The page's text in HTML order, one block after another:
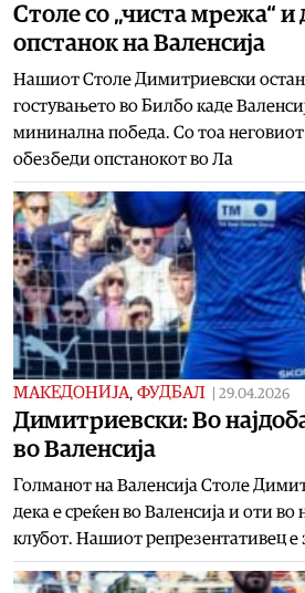
Столе со „чиста мрежа“ и
опстанок на Валенсија
Нашиот Столе Димитриевски
гостувањето во Билбо каде
мининална победа. Со тоа неговиот
обезбеди опстанокот во Ла
МАКЕДОНИЈА, ФУДБАЛ 29.04.2026
Димитриевски: Во
во Валенсија
Голманот на Валенсија Столе
дека е среќен во Валенсија и оти во
клубот. Нашиот репрезентативец е